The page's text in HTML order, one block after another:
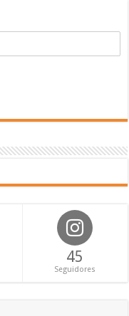
45
Seguidores